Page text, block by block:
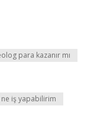
para kazanır mı
iş yapabilirim